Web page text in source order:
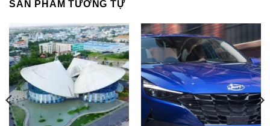
SẢN PHẨM TƯƠNG TỰ